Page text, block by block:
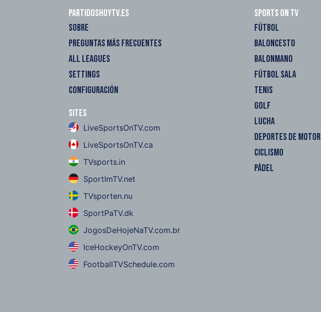
Partidoshoytv.es
SOBRE
PREGUNTAS MÁS FRECUENTES
ALL LEAGUES
SETTINGS
CONFIGURACIÓN
Sites
LiveSportsOnTV.com
LiveSportsOnTV.ca
TVsports.in
SportImTV.net
TVsporten.nu
SportPaTV.dk
JogosDeHojeNaTV.com.br
IceHockeyOnTV.com
FootballTVSchedule.com
Sports on TV
FÚTBOL
BALONCESTO
BALONMANO
FÚTBOL SALA
TENIS
GOLF
LUCHA
DEPORTES DE MOTOR
CICLISMO
PÁDEL